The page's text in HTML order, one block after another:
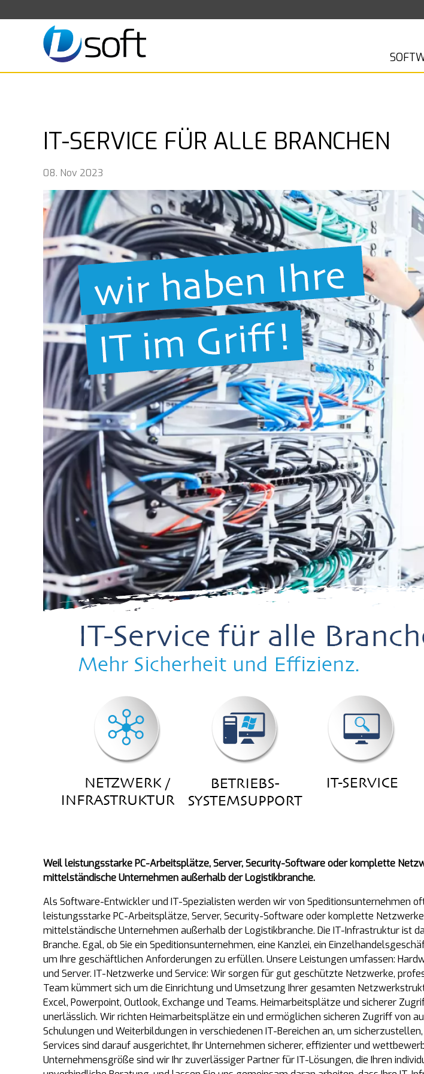
IT-SERVICE FÜR ALLE BRANCHEN
08. Nov 2023
Weil leistungsstarke PC-Arbeitsplätze, Server, Security-Software oder komplette
mittelständische Unternehmen außerhalb der Logistikbranche.
Als Software-Entwickler und IT-Spezialisten werden wir von Speditionsunternehmen
leistungsstarke PC-Arbeitsplätze, Server, Security-Software oder komplette
mittelständische Unternehmen außerhalb der Logistikbranche. Die IT-Infrastruktur ist
Branche. Egal, ob Sie ein Speditionsunternehmen, eine Kanzlei, ein
um Ihre geschäftlichen Anforderungen zu erfüllen. Unsere Leistungen umfassen:
und Server. IT-Netzwerke und Service: Wir sorgen für gut geschützte Netzwerke,
Team kümmert sich um die Einrichtung und Umsetzung Ihrer gesamten
Excel, Powerpoint, Outlook, Exchange und Teams. Heimarbeitsplätze und sicherer
unerlässlich. Wir richten Heimarbeitsplätze ein und ermöglichen sicheren Zugriff von
Schulungen und Weiterbildungen in verschiedenen IT-Bereichen an, um
Services sind darauf ausgerichtet, Ihr Unternehmen sicherer, effizienter und
Unternehmensgröße sind wir Ihr zuverlässiger Partner für IT-Lösungen, die Ihren